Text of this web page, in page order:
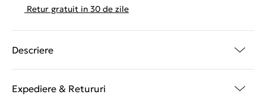
Retur gratuit in 30 de zile
Descriere
Expediere & Retururi